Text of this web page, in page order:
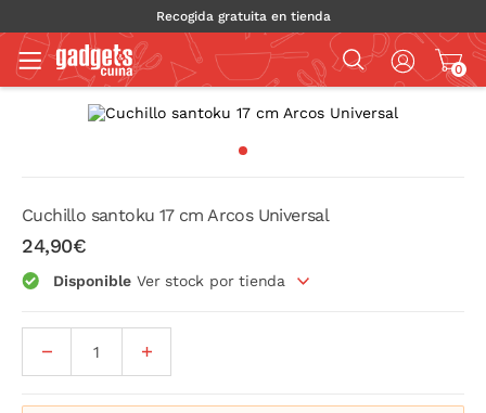
Recogida gratuita en tienda
0
Cuchillo santoku 17 cm Arcos Universal
24,90€
Disponible Ver stock por tienda